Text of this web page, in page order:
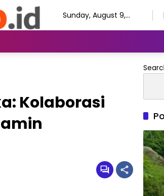
Sunday, August 9,
Kolaborasi